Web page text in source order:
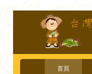
首頁